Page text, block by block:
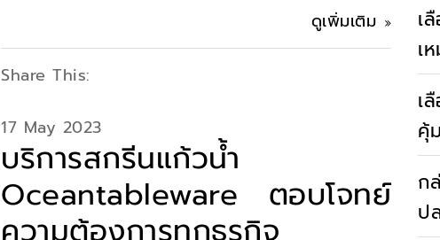
ดูเพิ่มเติม
Share This:
17 May 2023
บริการสกรีนแก้วน้ำ
Oceantableware ตอบโจทย์
ความต้องการทุกธุรกิจ
เ
เ
เ
คุ้
ก
ป